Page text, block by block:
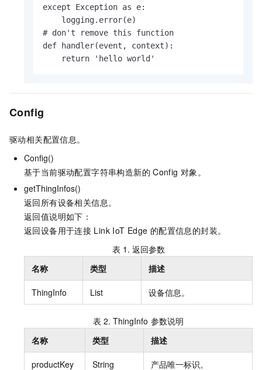
except Exception as e:
    logging.error(e)
# don't remove this function
def handler(event, context):
    return 'hello world'
Config
驱动相关配置信息。
Config()
基于当前驱动配置字符串构造新的 Config 对象。
getThingInfos()
返回所有设备相关信息。
返回值说明如下：
返回设备用于连接 Link IoT Edge 的配置信息的封装。
表 1. 返回参数
名称
类型 描述
ThingInfo List 设备信息。
表 2.ThingInfo 参数说明
名称
类型 描述
productKey String 产品唯一标识。